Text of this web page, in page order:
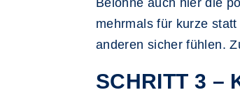
Belohne auch hier die
mehrmals für kurze
anderen sicher fühlen.
SCHRITT 3 –